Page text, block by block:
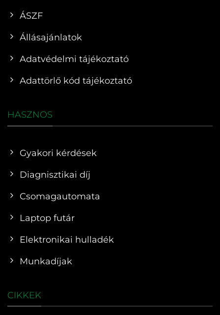
ÁSZF
Állásajánlatok
Adatvédelmi tájékoztató
Adattörlő kód tájékoztató
HASZNOS
Gyakori kérdések
Diagnisztikai díj
Csomagautomata
Laptop futár
Elektronikai hulladék
Munkadíjak
CIKKEK